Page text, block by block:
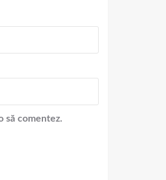
să comentez.